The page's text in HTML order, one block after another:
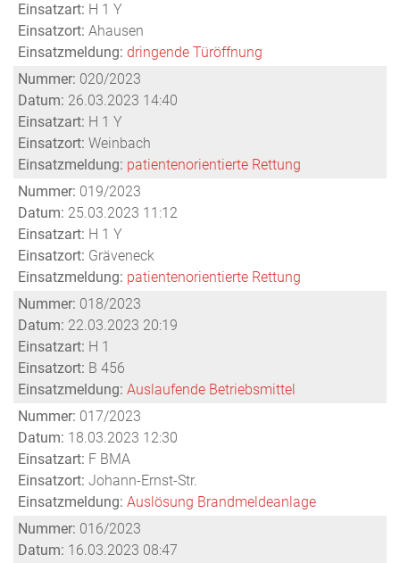
Einsatzart: H 1 Y
Einsatzort: Ahausen
Einsatzmeldung: dringende Türöffnung
Nummer: 020/2023
Datum: 26.03.2023 14:40
Einsatzart: H 1 Y
Einsatzort: Weinbach
Einsatzmeldung: patientenorientierte Rettung
Nummer: 019/2023
Datum: 25.03.2023 11:12
Einsatzart: H 1 Y
Einsatzort: Gräveneck
Einsatzmeldung: patientenorientierte Rettung
Nummer: 018/2023
Datum: 22.03.2023 20:19
Einsatzart: H 1
Einsatzort: B 456
Einsatzmeldung: Auslaufende Betriebsmittel
Nummer: 017/2023
Datum: 18.03.2023 12:30
Einsatzart: F BMA
Einsatzort: Johann-Ernst-Str.
Einsatzmeldung: Auslösung Brandmeldeanlage
Nummer: 016/2023
Datum: 16.03.2023 08:47